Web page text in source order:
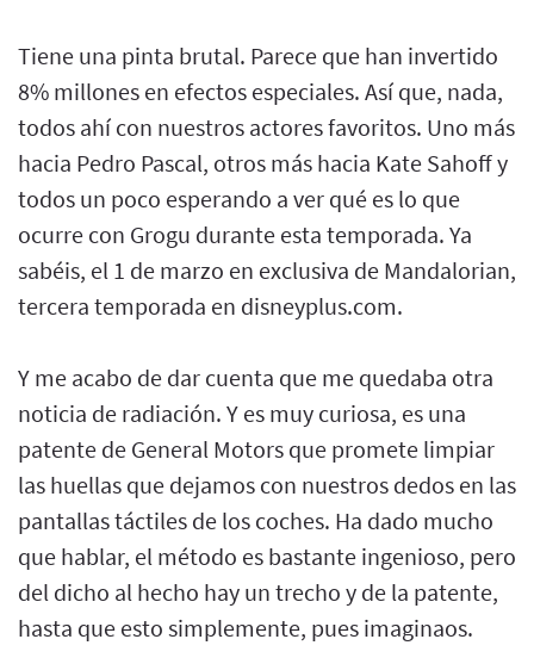
Tiene una pinta brutal. Parece que han invertido
8% millones en efectos especiales. Así que, nada,
todos ahí con nuestros actores favoritos. Uno más
hacia Pedro Pascal, otros más hacia Kate Sahoff y
todos un poco esperando a ver qué es lo que
ocurre con Grogu durante esta temporada. Ya
sabéis, el 1 de marzo en exclusiva de Mandalorian,
tercera temporada en disneyplus.com.
Y me acabo de dar cuenta que me quedaba otra
noticia de radiación. Y es muy curiosa, es una
patente de General Motors que promete limpiar
las huellas que dejamos con nuestros dedos en las
pantallas táctiles de los coches. Ha dado mucho
que hablar, el método es bastante ingenioso, pero
del dicho al hecho hay un trecho y de la patente,
hasta que esto simplemente, pues imaginaos.